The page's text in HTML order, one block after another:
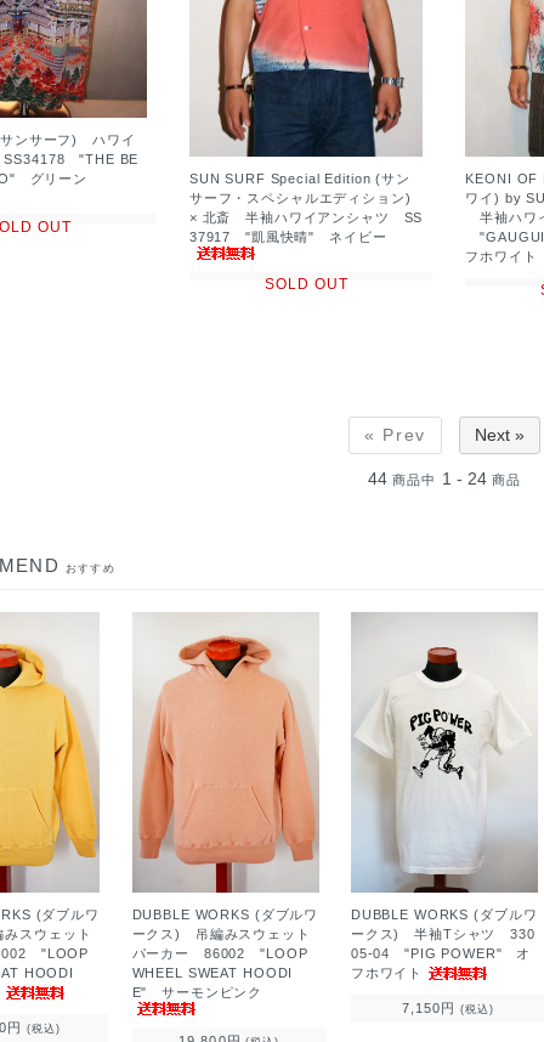
ンサーフ) ハワイ
"THE BE
グリーン
OUT
SUN SURF Special Edition (サン
サーフ・スペシャルエディション)
× 北斎 半袖ハワイアンシャツ SS
37917 "凱風快晴" ネイビー
SOLD OUT
KEONI OF
ワイ) by
半袖ハワ
フホワイト
« Prev Next »
44商品中 1 - 24 商品
おすすめ
(ダブルワ
スウェット
"LOOP
HOODI
円 (税込)
DUBBLE WORKS (ダブルワ
ークス) 吊編みスウェット
パーカー 86002 "LOOP
WHEEL SWEAT HOODI
E" サーモンピンク
DUBBLE WORKS (ダブルワ
ークス) 半袖Tシャツ 330
05-04 "PIG POWER" オ
フホワイト
7,150円 (税込)